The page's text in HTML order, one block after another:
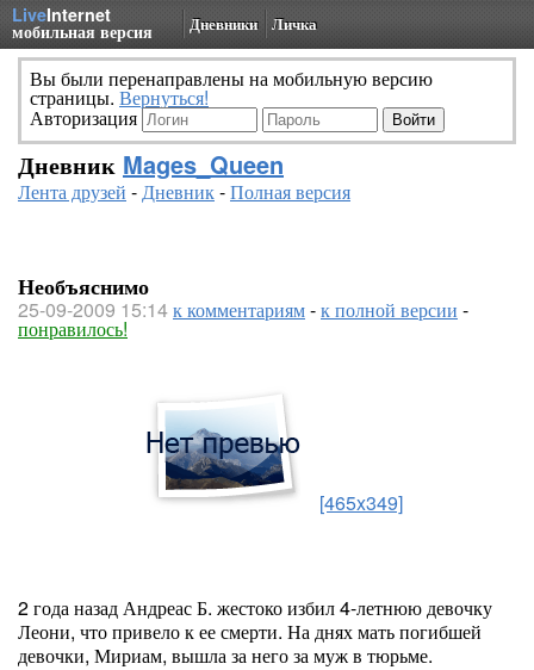
LiveInternet
мобильная версия Дневники Личка
Вы были перенаправлены на мобильную версию
страницы. Вернуться!
Авторизация
Дневник Mages_Queen
Лента друзей -Дневник-Полная версия
Необъяснимо
25-09-2009 15:14к комментариям-к полной версии -
понравилось!
[465x349]
2 года назад Андреас Б. жестоко избил 4-летнюю девочку
Леони, что привело к ее смерти. На днях мать погибшей
девочки, Мириам, вышла за него за муж в тюрьме.